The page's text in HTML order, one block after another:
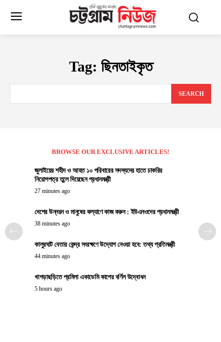
Tag: ছিনতাইকৃত
SEARCH
BROWSE OUR EXCLUSIVE ARTICLES!
জুলাইয়ের শহীদ ও আহত ১০ পরিবারের সদস্যদের হাতে চাকরির
নিয়োগপত্র তুলে দিয়েছেন প্রধানমন্ত্রী
27 minutes ago
দেশের উন্নয়ন ও মানুষের কল্যাণে কাজ করুন : ইউএনওদের প্রধানমন্ত্রী
38 minutes ago
কালুরঘাট বেতার কেন্দ্র সংরক্ষণে উদ্যোগ নেওয়া হবে: তথ্য প্রতিমন্ত্রী
44 minutes ago
খাগড়াছড়িতে প্রমিলা একাডেমি কাপের বর্ণিল উদ্বোধন
5 hours ago